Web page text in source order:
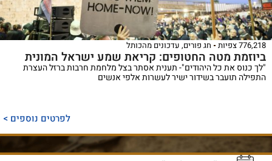
776,218 צפיות חג פורים, עדכונים מהכותל
ביוזמת מטה החטופים: קריאת שמע ישראל המונית
"לך כנוס את כל היהודים"- תענית אסתר בצל מלחמת חרבות ברזל העצרת
התפילה תועבר בשידור ישיר לעשרות אלפי אנשים
לפרטים נוספים >